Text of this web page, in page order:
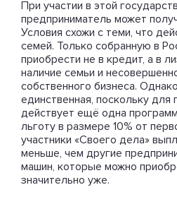
При участии в этой
предприниматель может
Условия схожи с теми, что
семей. Только собранную в
приобрести не в кредит, а в
наличие семьи и
собственного бизнеса.
единственная, поскольку для
действует ещё одна
льготу в размере 10% от
участники «Своего дела»
меньше, чем другие
машин, которые можно
значительно уже.